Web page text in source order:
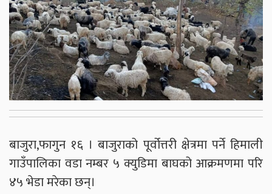
बाजुरा,फागुन १६ । बाजुराको पूर्वोत्तरी क्षेत्रमा पर्ने हिमाली
गाउँपालिका वडा नम्बर ५ क्युडिमा बाघको आक्रमणमा परि
४५ भेडा मरेका छन्।